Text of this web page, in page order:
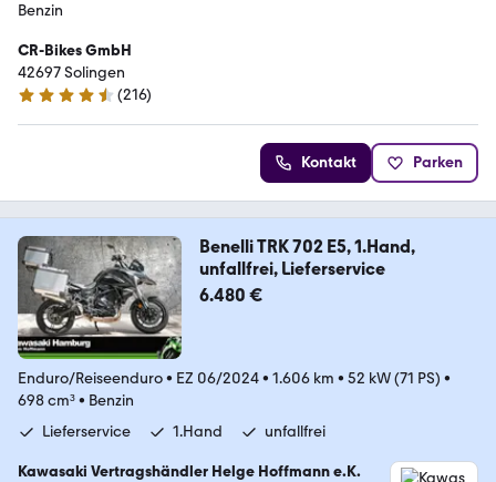
Benzin
CR-Bikes GmbH
42697 Solingen
4.4 Sterne
(216)
Kontakt Parken
Benelli TRK 702 E5, 1.Hand,
unfallfrei, Lieferservice
6.480 €
Enduro/Reiseenduro• EZ 06/2024• 1.606 km • 52 kW (71 PS) •
698 cm³• Benzin
Lieferservice
1.Hand unfallfrei
Kawasaki Vertragshändler Helge Hoffmann e.K.